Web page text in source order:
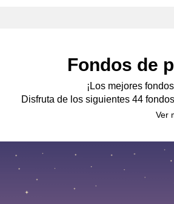
Fondos de
¡Los mejores
Disfruta de los siguientes 44
Ver